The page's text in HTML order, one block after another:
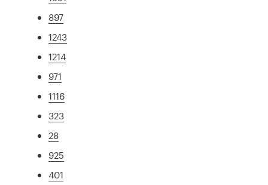
897
1243
1214
971
1116
323
28
925
401